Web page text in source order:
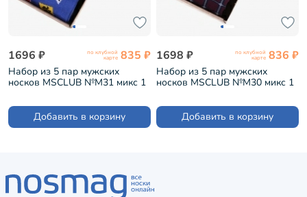
1696 ₽ по клубной
карте 835 ₽
Набор из 5 пар мужских
носков MSCLUB №М31 микс 1
Добавить в корзину
1698 ₽ по клубной
карте 836 ₽
Набор из 5 пар мужских
носков MSCLUB №М30 микс 1
Добавить в корзину